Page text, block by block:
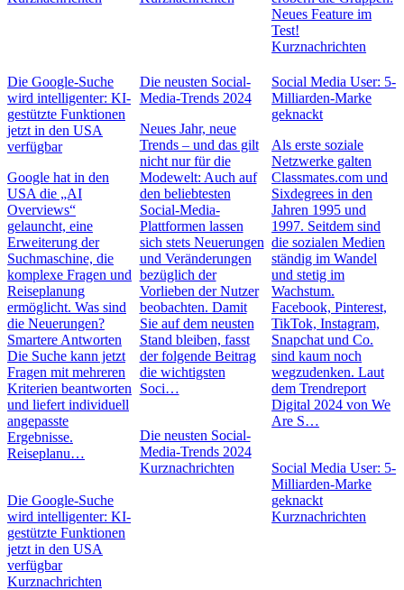
Neues Feature im
Test!
Kurznachrichten
Die Google-Suche
wird intelligenter: KI-
gestützte Funktionen
jetzt in den USA
verfügbar
Google hat in den
USA die „AI
Overviews“
gelauncht, eine
Erweiterung der
Suchmaschine, die
komplexe Fragen und
Reiseplanung
ermöglicht. Was sind
die Neuerungen?
Smartere Antworten
Die Suche kann jetzt
Fragen mit mehreren
Kriterien beantworten
und liefert individuell
angepasste
Ergebnisse.
Reiseplanu…
Die Google-Suche
wird intelligenter: KI-
gestützte Funktionen
jetzt in den USA
verfügbar
Kurznachrichten
Die neusten Social-
Media-Trends 2024
Neues Jahr, neue
Trends – und das gilt
nicht nur für die
Modewelt: Auch auf
den beliebtesten
Social-Media-
Plattformen lassen
sich stets Neuerungen
und Veränderungen
bezüglich der
Vorlieben der Nutzer
beobachten. Damit
Sie auf dem neusten
Stand bleiben, fasst
der folgende Beitrag
die wichtigsten
Soci…
Die neusten Social-
Media-Trends 2024
Kurznachrichten
Social Media User: 5-
Milliarden-Marke
geknackt
Als erste soziale
Netzwerke galten
Classmates.com und
Sixdegrees in den
Jahren 1995 und
1997. Seitdem sind
die sozialen Medien
ständig im Wandel
und stetig im
Wachstum.
Facebook, Pinterest,
TikTok, Instagram,
Snapchat und Co.
sind kaum noch
wegzudenken. Laut
dem Trendreport
Digital 2024 von We
Are S…
Social Media User: 5-
Milliarden-Marke
geknackt
Kurznachrichten